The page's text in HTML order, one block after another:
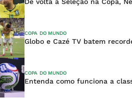
De volta à Seleção na Copa,
COPA DO MUNDO
Globo e Cazé TV batem
COPA DO MUNDO
Entenda como funciona a